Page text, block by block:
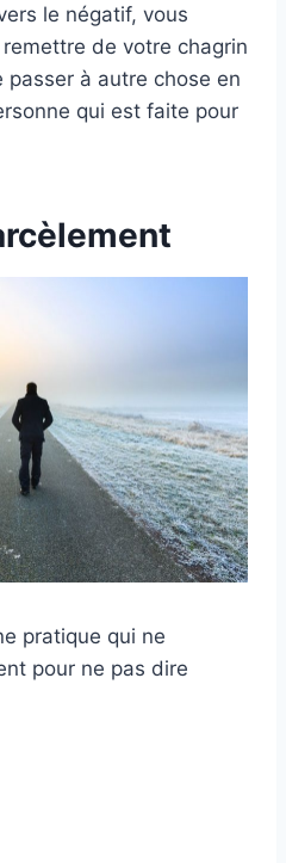
le négatif, vous
de votre chagrin
passer à autre chose en
qui est faite pour
pratique qui ne
pour ne pas dire